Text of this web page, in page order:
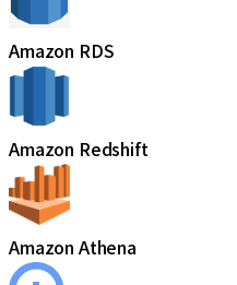
Amazon RDS
Amazon Redshift
Amazon Athena